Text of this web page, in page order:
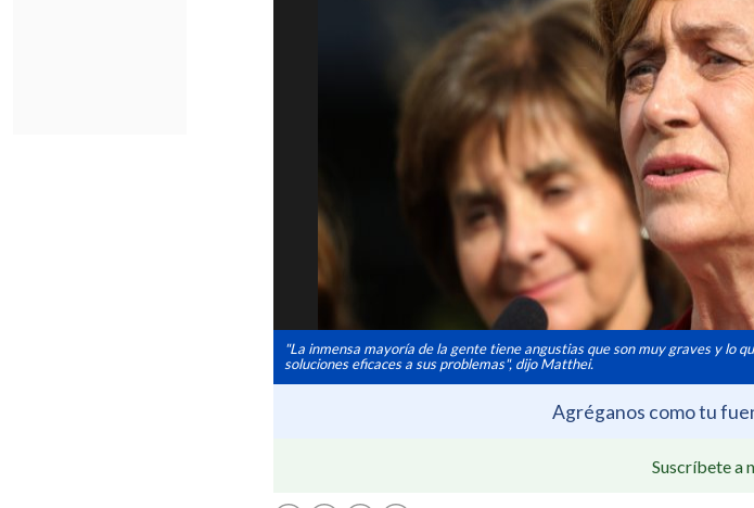
"La inmensa mayoría de la gente tiene angustias que son muy graves y lo
soluciones eficaces a sus problemas", dijo Matthei.
Agréganos como tu
Suscríbete a